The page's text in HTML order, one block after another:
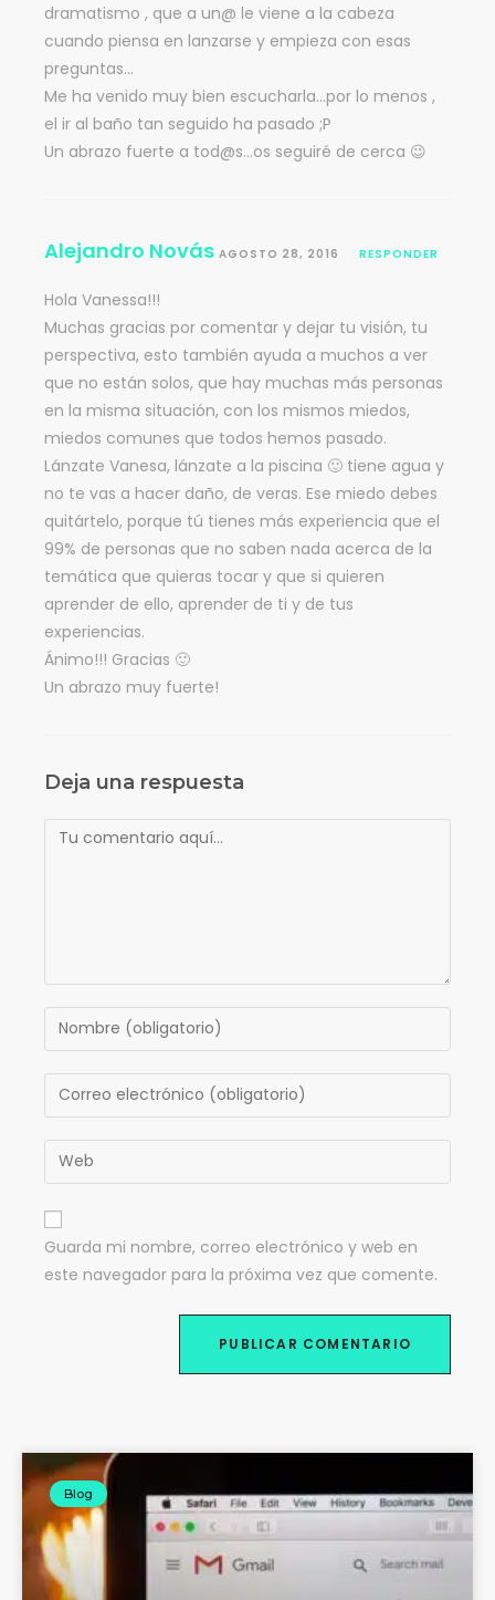
dramatismo , que a un@ le viene a la cabeza
cuando piensa en lanzarse y empieza con esas
preguntas…
Me ha venido muy bien escucharla…por lo menos ,
el ir al baño tan seguido ha pasado ;P
Un abrazo fuerte a tod@s…os seguiré de cerca 😉
Alejandro Novás AGOSTO 28, 2016 RESPONDER
Hola Vanessa!!!
Muchas gracias por comentar y dejar tu visión, tu
perspectiva, esto también ayuda a muchos a ver
que no están solos, que hay muchas más personas
en la misma situación, con los mismos miedos,
miedos comunes que todos hemos pasado.
Lánzate Vanesa, lánzate a la piscina 🙂 tiene agua y
no te vas a hacer daño, de veras. Ese miedo debes
quitártelo, porque tú tienes más experiencia que el
99% de personas que no saben nada acerca de la
temática que quieras tocar y que si quieren
aprender de ello, aprender de ti y de tus
experiencias.
Ánimo!!! Gracias 🙂
Un abrazo muy fuerte!
Deja una respuesta
Guarda mi nombre, correo electrónico y web en
este navegador para la próxima vez que comente.
Blog